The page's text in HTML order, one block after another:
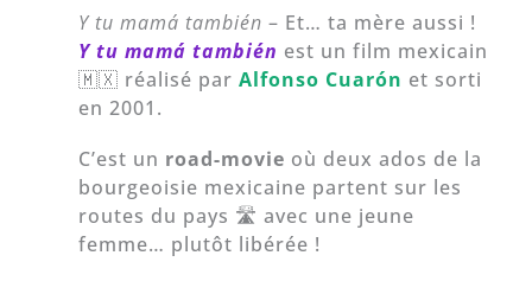
Y tu mamá también – Et… ta mère aussi !
Y tu mamá también est un film mexicain
🇲🇽 réalisé parAlfonso Cuarón et sorti
en 2001.
C’est un road-movie où deux ados de la
bourgeoisie mexicaine partent sur les
routes du pays 🛣 avec une jeune
femme… plutôt libérée !